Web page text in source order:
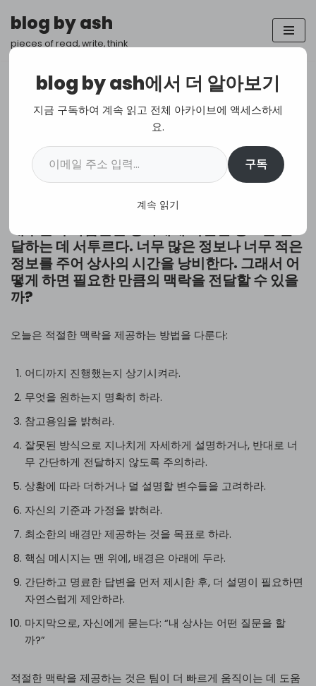
콘
텐
blog by ash
pieces of read, write, think
어떤 상황에서든 상사에게 적절한
정보를 제공하는 방법
Translation,Career
대부분의 사람들은 상사에게 적절한 정보를 전
달하는 데 서투르다. 너무 많은 정보나 너무 적은
정보를 주어 상사의 시간을 낭비한다. 그래서 어
떻게 하면 필요한 만큼의 맥락을 전달할 수 있을
까?
오늘은 적절한 맥락을 제공하는 방법을 다룬다:
어디까지 진행했는지 상기시켜라.
무엇을 원하는지 명확히 하라.
참고용임을 밝혀라.
잘못된 방식으로 지나치게 자세하게 설명하거나, 반대로 너
무 간단하게 전달하지 않도록 주의하라.
상황에 따라 더하거나 덜 설명할 변수들을 고려하라.
자신의 기준과 가정을 밝혀라.
최소한의 배경만 제공하는 것을 목표로 하라.
핵심 메시지는 맨 위에, 배경은 아래에 두라.
간단하고 명료한 답변을 먼저 제시한 후, 더 설명이 필요하면
자연스럽게 제안하라.
마지막으로, 자신에게 묻는다: “내 상사는 어떤 질문을 할
까?”
적절한 맥락을 제공하는 것은 팀이 더 빠르게 움직이는 데 도움
blog by ash에서 더 알아보기
지금 구독하여 계속 읽고 전체 아카이브에 액세스하세
요.
구독
계속 읽기